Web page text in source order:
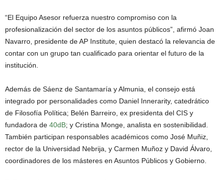
“El Equipo Asesor refuerza nuestro compromiso con la
profesionalización del sector de los asuntos públicos”, afirmó Joan
Navarro, presidente de AP Institute, quien destacó la relevancia de
contar con un grupo tan cualificado para orientar el futuro de la
institución.
Además de Sáenz de Santamaría y Almunia, el consejo está
integrado por personalidades como Daniel Innerarity, catedrático
de Filosofía Política; Belén Barreiro, ex presidenta del CIS y
fundadora de 40dB; y Cristina Monge, analista en sostenibilidad.
También participan responsables académicos como José Muñiz,
rector de la Universidad Nebrija, y Carmen Muñoz y David Álvaro,
coordinadores de los másteres en Asuntos Públicos y Gobierno.